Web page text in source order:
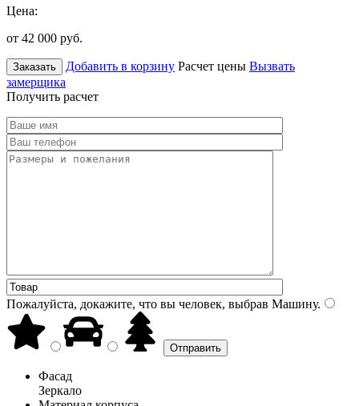
Цена:
от 42 000 руб.
Заказать Добавить в корзину Расчет цены Вызвать
замерщика
Получить расчет
Пожалуйста, докажите, что вы человек, выбрав Машину.
Фасад
Зеркало